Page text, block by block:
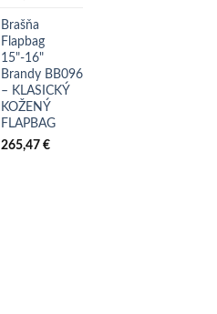
Brašňa
Flapbag
15"-16"
Brandy BB096
– KLASICKÝ
KOŽENÝ
FLAPBAG
265,47 €